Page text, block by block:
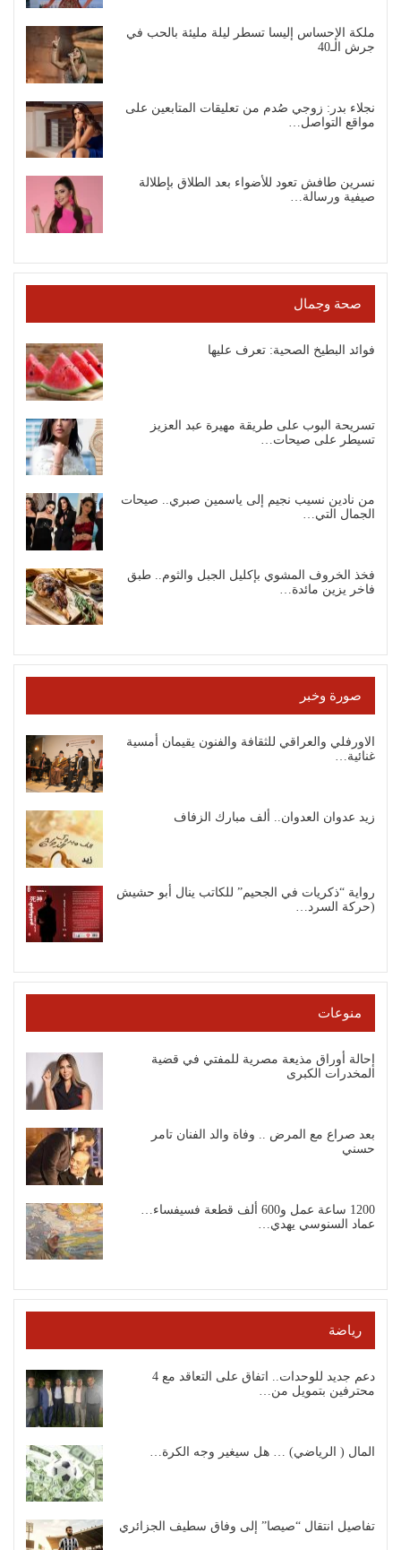
ملكة الإحساس إليسا تسطر ليلة مليئة بالحب في
جرش الـ40
نجلاء بدر: زوجي صُدم من تعليقات المتابعين على
مواقع التواصل…
نسرين طافش تعود للأضواء بعد الطلاق بإطلالة
صيفية ورسالة…
صحة وجمال
فوائد البطيخ الصحية: تعرف عليها
تسريحة البوب على طريقة مهيرة عبد العزيز
تسيطر على صيحات…
من نادين نسيب نجيم إلى ياسمين صبري.. صيحات
الجمال التي…
فخذ الخروف المشوي بإكليل الجبل والثوم.. طبق
فاخر يزين مائدة…
صورة وخبر
الاورفلي والعراقي للثقافة والفنون يقيمان أمسية
غنائية…
زيد عدوان العدوان.. ألف مبارك الزفاف
رواية “ذكريات في الجحيم” للكاتب ينال أبو حشيش
(حركة السرد…
منوعات
إحالة أوراق مذيعة مصرية للمفتي في قضية
المخدرات الكبرى
بعد صراع مع المرض .. وفاة والد الفنان تامر
حسني
1200 ساعة عمل و600 ألف قطعة فسيفساء…
عماد السنوسي يهدي…
رياضة
دعم جديد للوحدات.. اتفاق على التعاقد مع 4
محترفين بتمويل من…
المال ( الرياضي) … هل سيغير وجه الكرة…
تفاصيل انتقال “صيصا” إلى وفاق سطيف الجزائري